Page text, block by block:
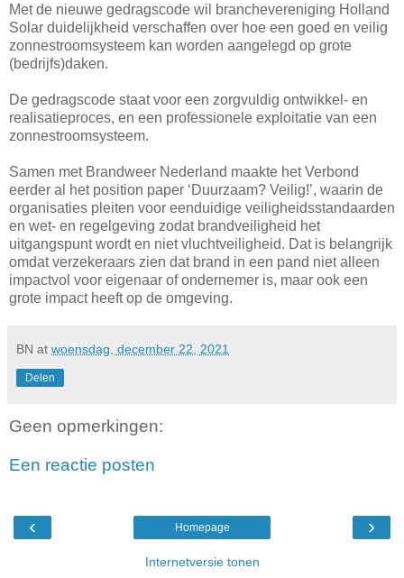
Met de nieuwe gedragscode wil branchevereniging Holland
Solar duidelijkheid verschaffen over hoe een goed en veilig
zonnestroomsysteem kan worden aangelegd op grote
(bedrijfs)daken.
De gedragscode staat voor een zorgvuldig ontwikkel- en
realisatieproces, en een professionele exploitatie van een
zonnestroomsysteem.
Samen met Brandweer Nederland maakte het Verbond
eerder al het position paper ‘Duurzaam? Veilig!’, waarin de
organisaties pleiten voor eenduidige veiligheidsstandaarden
en wet- en regelgeving zodat brandveiligheid het
uitgangspunt wordt en niet vluchtveiligheid. Dat is belangrijk
omdat verzekeraars zien dat brand in een pand niet alleen
impactvol voor eigenaar of ondernemer is, maar ook een
grote impact heeft op de omgeving.
BN at woensdag, december 22, 2021
Delen
Geen opmerkingen:
Een reactie posten
‹ ›
Homepage
Internetversie tonen